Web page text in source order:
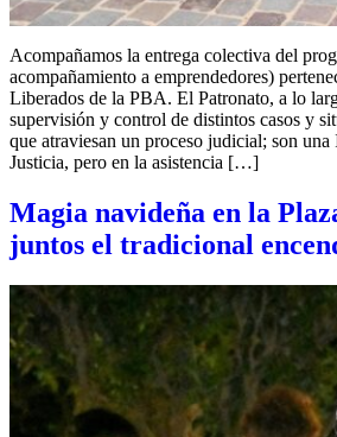
Acompañamos la entrega colectiva del
acompañamiento a emprendedores)
Liberados de la PBA. El Patronato, a lo
supervisión y control de distintos casos y
que atraviesan un proceso judicial; son
Justicia, pero en la asistencia […]
Magia navideña en la
juntos el tradicional